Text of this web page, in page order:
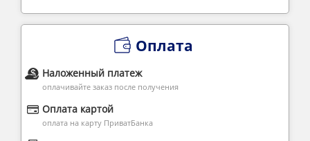
Оплата
Наложенный платеж
оплачивайте заказ после получения
Оплата картой
оплата на карту ПриватБанка